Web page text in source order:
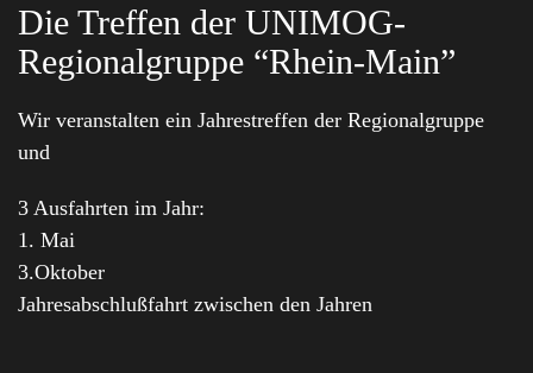
Die Treffen der UNIMOG-
Regionalgruppe “Rhein-Main”
Wir veranstalten ein Jahrestreffen der Regionalgruppe
und
3 Ausfahrten im Jahr:
1. Mai
3.Oktober
Jahresabschlußfahrt zwischen den Jahren